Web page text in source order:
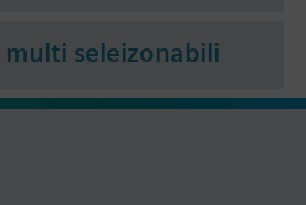
multi seleizonabili